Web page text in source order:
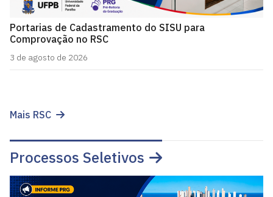
Portarias de Cadastramento do SISU para
Comprovação no RSC
3 de agosto de 2026
Mais RSC
Processos Seletivos